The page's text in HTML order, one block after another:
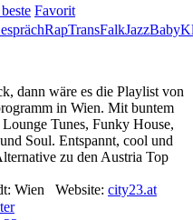
Favorit
RapTransFalkJazzBaby
dann wäre es die Playlist von
in Wien. Mit buntem
Tunes, Funky House,
Soul. Entspannt, cool und
zu den Austria Top
Wien Website: city23.at